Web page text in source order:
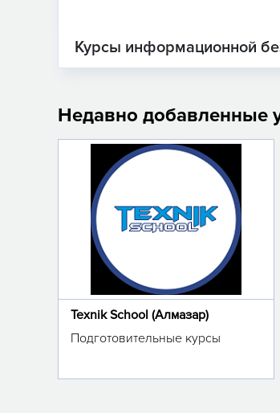
Курсы информационной
Недавно добавленные
Texnik School (Алмазар)
Подготовительные курсы